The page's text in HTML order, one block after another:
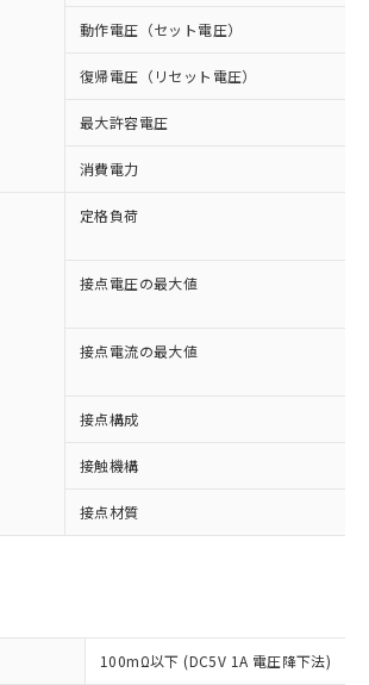
動作電圧（セット電圧）
復帰電圧（リセット電圧）
最大許容電圧
消費電力
定格負荷
接点電圧の最大値
接点電流の最大値
接点構成
接触機構
接点材質
100mΩ以下 (DC5V 1A 電圧降下法)
件
EU RoHS指令（10物質）の非含
た製品に切り替える予定のある